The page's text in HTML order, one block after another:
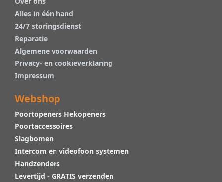
Alles in één hand
24/7 storingsdienst
Reparatie
Algemene voorwaarden
Privacy- en cookieverklaring
Impressum
Webshop
Poortopeners Hekopeners
Poortaccessoires
Slagbomen
Intercom en videofoon systemen
Handzenders
Levertijd - GRATIS verzenden